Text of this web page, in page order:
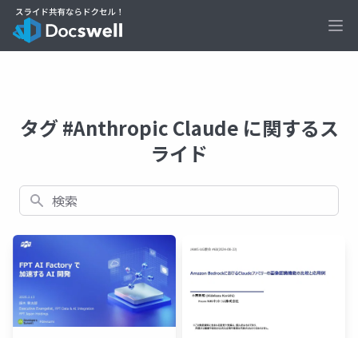
タグ #Anthropic Claude に関するス
ライド
検索